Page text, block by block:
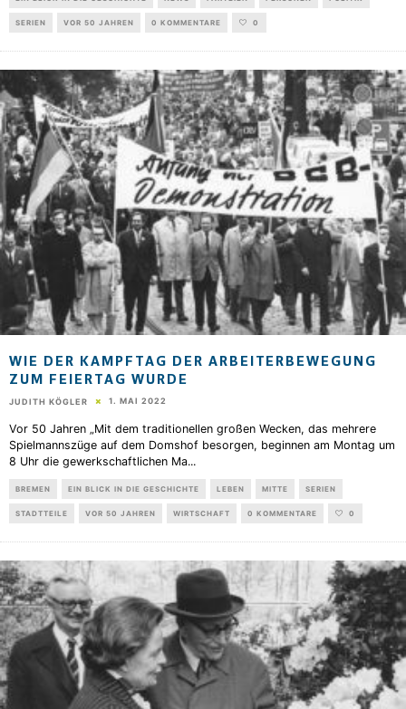
SERIEN VOR 50 JAHREN 0 KOMMENTARE 0
WIE DER KAMPFTAG DER ARBEITERBEWEGUNG
ZUM FEIERTAG WURDE
JUDITH KÖGLER 1. MAI 2022
Vor 50 Jahren „Mit dem traditionellen großen Wecken, das mehrere
Spielmannszüge auf dem Domshof besorgen, beginnen am Montag um
8 Uhr die gewerkschaftlichen Ma...
BREMEN EIN BLICK IN DIE GESCHICHTE LEBEN MITTE SERIEN
STADTTEILE VOR 50 JAHREN WIRTSCHAFT 0 KOMMENTARE 0